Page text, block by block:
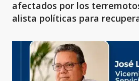
afectados por los
alista políticas para